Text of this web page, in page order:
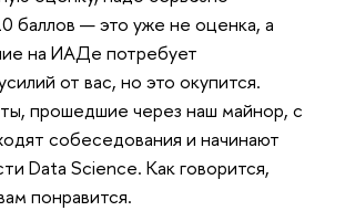
баллов — это уже не оценка, а
на ИАДе потребует
от вас, но это окупится.
прошедшие через наш майнор, с
собеседования и начинают
Data Science. Как говорится,
понравится.